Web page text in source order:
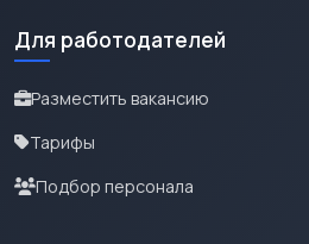
Для работодателей
Разместить вакансию
Тарифы
Подбор персонала